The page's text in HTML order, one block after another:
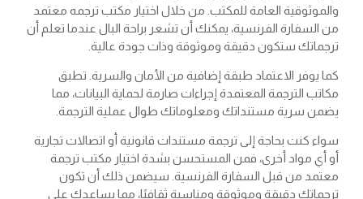
والموثوقية العامة للمكتب. من خلال اختيار مكتب ترجمه معتمد
من السفارة الفرنسية، يمكنك أن تشعر براحة البال عندما تعلم أن
ترجماتك ستكون دقيقة وموثوقة وذات جودة عالية.
كما يوفر الاعتماد طبقة إضافية من الأمان والسرية. تطبق
مكاتب الترجمة المعتمدة إجراءات صارمة لحماية البيانات، مما
يضمن سرية مستنداتك ومعلوماتك طوال عملية الترجمة.
سواء كنت بحاجة إلى ترجمة مستندات قانونية أو اتصالات تجارية
أو أي مواد أخرى، فمن المستحسن بشدة اختيار مكتب ترجمة
معتمد من قبل السفارة الفرنسية. سيضمن ذلك أن تكون
ترجماتك دقيقة وموثوقة ومناسبة ثقافيًا، مما يساعدك على